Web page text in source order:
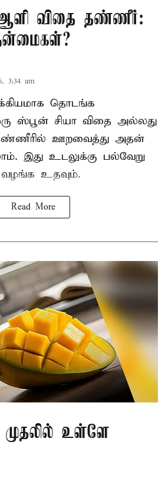
ஆளி விதை தண்ணீர்:
3:34 am
தொடங்க
ஸ்பூன் சியா விதை அல்லது
ஊறவைத்து அதன்
இது உடலுக்கு பல்வேறு
உதவும்.
Read More
உள்ளே